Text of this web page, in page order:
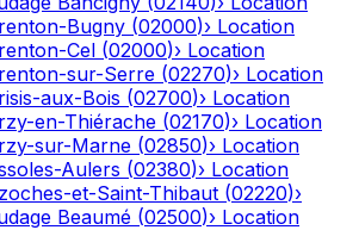
Bugny (02000)› Location
Cel (02000)› Location
sur-Serre (02270)› Location
aux-Bois (02700)› Location
en-Thiérache (02170)› Location
sur-Marne (02850)› Location
Aulers (02380)› Location
et-Saint-Thibaut (02220)›
Beaumé (02500)› Location